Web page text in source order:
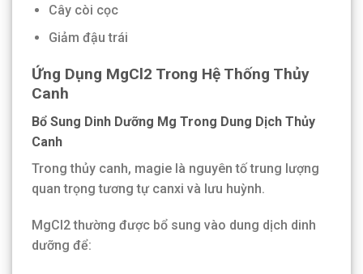
Cây còi cọc
Giảm đậu trái
Ứng Dụng MgCl2 Trong Hệ Thống Thủy
Canh
Bổ Sung Dinh Dưỡng Mg Trong Dung Dịch Thủy
Canh
Trong thủy canh, magie là nguyên tố trung lượng
quan trọng tương tự canxi và lưu huỳnh.
MgCl2 thường được bổ sung vào dung dịch dinh
dưỡng để: